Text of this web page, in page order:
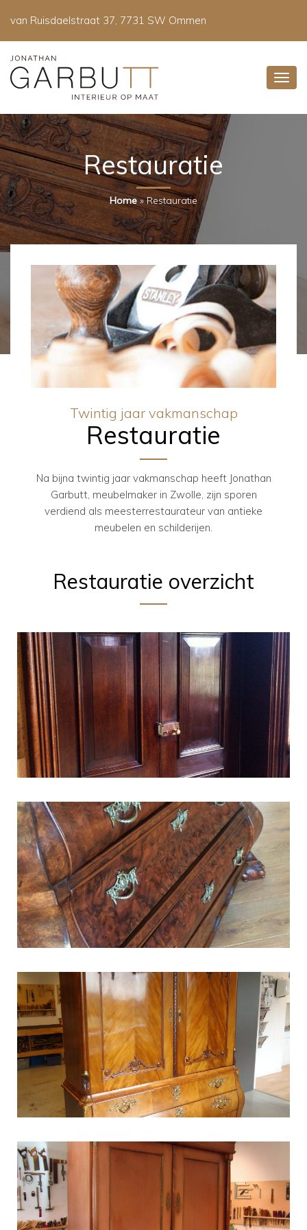
van Ruisdaelstraat 37, 7731 SW Ommen
Restauratie
Home»Restauratie
Twintig jaar vakmanschap
Restauratie
Na bijna twintig jaar vakmanschap heeft Jonathan
Garbutt, meubelmaker in Zwolle, zijn sporen
verdiend als meesterrestaurateur van antieke
meubelen en schilderijen.
Restauratie overzicht